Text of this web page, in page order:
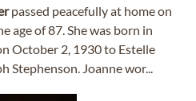
passed peacefully at home on
age of 87. She was born in
October 2, 1930 to Estelle
Stephenson. Joanne wor...